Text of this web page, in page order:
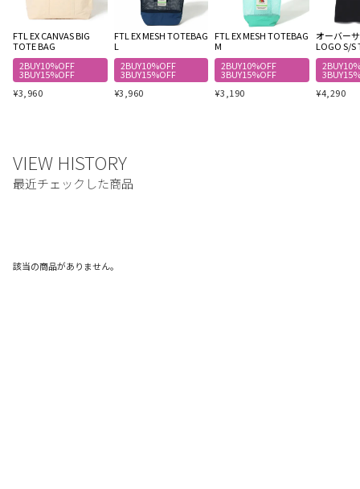
FTL EX CANVAS BIG
TOTE BAG
2BUY10%OFF
3BUY15%OFF
¥3,960
FTL EX MESH TOTEBAG
L
2BUY10%OFF
3BUY15%OFF
¥3,960
FTL EX MESH TOTEBAG
M
2BUY10%OFF
3BUY15%OFF
¥3,190
オーバー
LOGO S/S
¥4,290
該当の商品がありません。